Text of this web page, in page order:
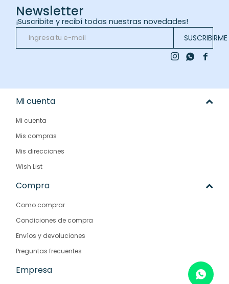
Newsletter
¡Suscribite y recibí todas nuestras novedades!
SUSCRIBIRME

 
Mi cuenta
Mi cuenta
Mis compras
Mis direcciones
Wish List
Compra
Como comprar
Condiciones de compra
Envíos y devoluciones
Preguntas frecuentes
Empresa